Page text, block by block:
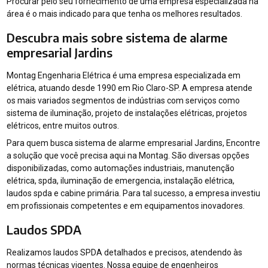
área é o mais indicado para que tenha os melhores resultados.
Descubra mais sobre sistema de alarme
empresarial Jardins
Montag Engenharia Elétrica é uma empresa especializada em
elétrica, atuando desde 1990 em Rio Claro-SP. A empresa atende
os mais variados segmentos de indústrias com serviços como
sistema de iluminação, projeto de instalações elétricas, projetos
elétricos, entre muitos outros.
Para quem busca sistema de alarme empresarial Jardins, Encontre
a solução que você precisa aqui na Montag. São diversas opções
disponibilizadas, como automações industriais, manutenção
elétrica, spda, iluminação de emergencia, instalação elétrica,
laudos spda e cabine primária. Para tal sucesso, a empresa investiu
em profissionais competentes e em equipamentos inovadores.
Laudos SPDA
Realizamos laudos SPDA detalhados e precisos, atendendo às
normas técnicas vigentes. Nossa equipe de engenheiros